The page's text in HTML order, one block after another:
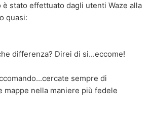
è stato effettuato dagli utenti Waze alla
quasi:
differenza? Direi di si...eccome!
sempre di
mappe nella maniere più fedele